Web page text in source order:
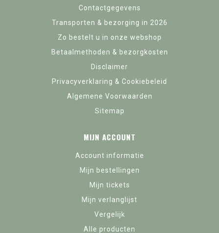
Contactgegevens
Transporten & bezorging in 2026
Zo bestelt u in onze webshop
Betaalmethoden & bezorgkosten
Disclaimer
Privacyverklaring & Cookiebeleid
Algemene Voorwaarden
Sitemap
MIJN ACCOUNT
Account informatie
Mijn bestellingen
Mijn tickets
Mijn verlanglijst
Vergelijk
Alle producten